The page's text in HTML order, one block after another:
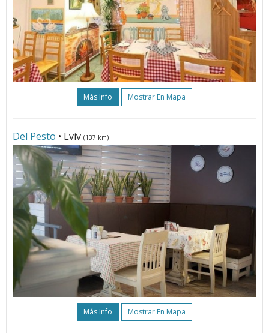
Más Info Mostrar En Mapa
Del Pesto • Lviv (137 km)
Más Info Mostrar En Mapa